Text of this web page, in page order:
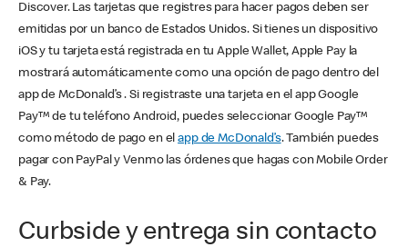
Discover. Las tarjetas que registres para hacer pagos deben ser
emitidas por un banco de Estados Unidos. Si tienes un dispositivo
iOS y tu tarjeta está registrada en tu Apple Wallet, Apple Pay la
mostrará automáticamente como una opción de pago dentro del
app de McDonald’s . Si registraste una tarjeta en el app Google
Pay™ de tu teléfono Android, puedes seleccionar Google Pay™
como método de pago en elapp de McDonald’s. También puedes
pagar con PayPal y Venmo las órdenes que hagas con Mobile Order
& Pay.
Curbside y entrega sin contacto